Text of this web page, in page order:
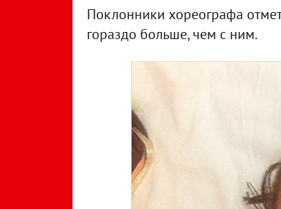
Поклонники хореографа
гораздо больше, чем с ним.